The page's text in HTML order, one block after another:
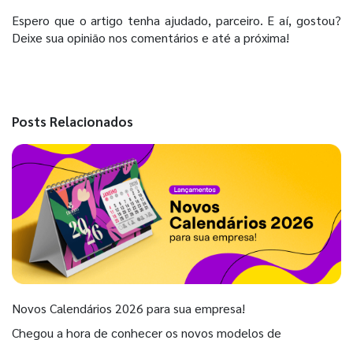
Espero que o artigo tenha ajudado, parceiro. E aí, gostou?
Deixe sua opinião nos comentários e até a próxima!
Posts Relacionados
Novos Calendários 2026 para sua empresa!
Chegou a hora de conhecer os novos modelos de